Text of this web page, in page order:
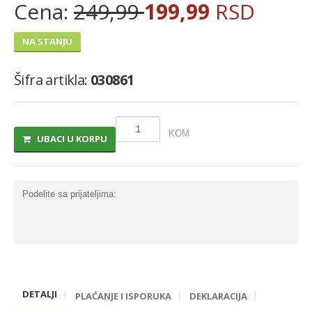
MLECNI PROIZVODI
TRAJNO I COKOLADNO MLEKO
SIR I SIRNI NAMAZI
PROIZVODI OD BILJ.MASTI I ULJA
VOCNI JOGURTI I PUDINZI
SVEZE MESO - RIBA
Cena: 249,99199,99 RSD
NA STANJU
Šifra artikla: 030861
KOM
UBACI U KORPU
Podelite sa prijateljima:
DETALJI PLAĆANJE I ISPORUKA DEKLARACIJA